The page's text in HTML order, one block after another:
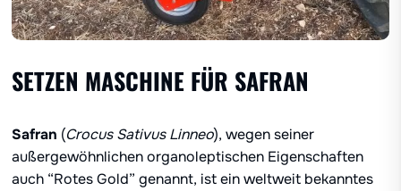
SETZEN MASCHINE FÜR SAFRAN
Safran (Crocus Sativus Linneo), wegen seiner
außergewöhnlichen organoleptischen Eigenschaften
auch “Rotes Gold” genannt, ist ein weltweit bekanntes